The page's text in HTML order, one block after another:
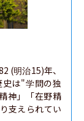
(明治15)年、
史は"学問の独
神」「在野精
支えられてい